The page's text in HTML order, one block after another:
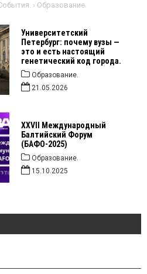
› Образование.
Университетский
Петербург: почему вузы —
это и есть настоящий
генетический код города.
Образование.
21.05.2026
XXVII Международный
Балтийский Форум
(БАФО-2025)
Образование.
15.10.2025